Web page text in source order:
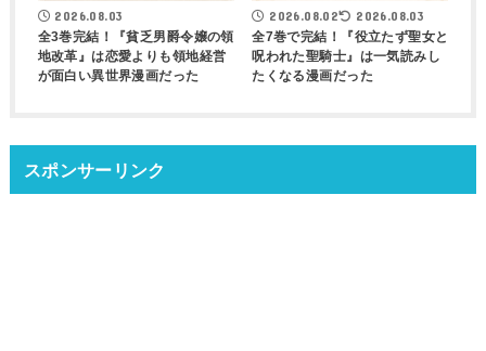
2026.08.03
全3巻完結！『貧乏男爵令嬢の領
地改革』は恋愛よりも領地経営
が面白い異世界漫画だった
2026.08.02 2026.08.03
全7巻で完結！『役立たず聖女と
呪われた聖騎士』は一気読みし
たくなる漫画だった
スポンサーリンク